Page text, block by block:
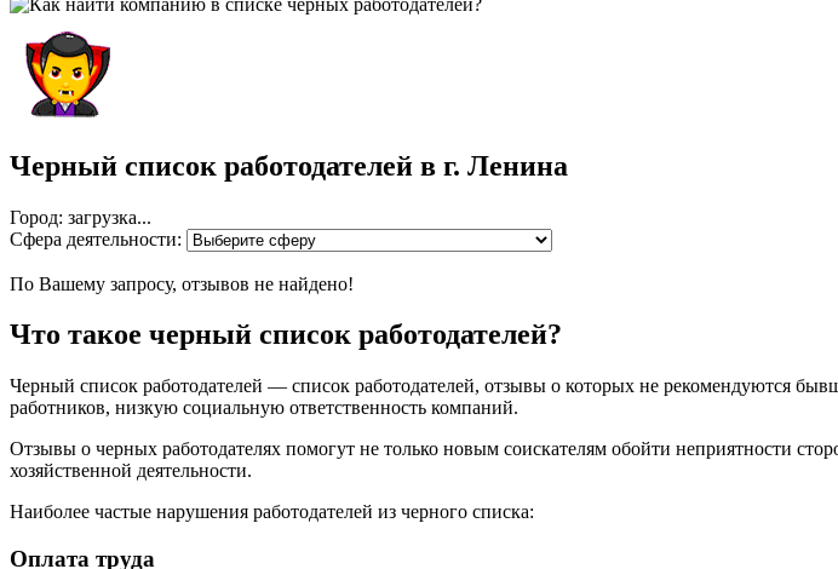
Черный список работодателей в г. Ленина
Город: загрузка...
Сфера деятельности:
По Вашему запросу, отзывов не найдено!
Что такое черный список работодателей?
Черный список работодателей — список работодателей, отзывы о которых не рекомендуются
работников, низкую социальную ответственность компаний.
Отзывы о черных работодателях помогут не только новым соискателям обойти неприятности
хозяйственной деятельности.
Наиболее частые нарушения работодателей из черного списка:
Оплата труда